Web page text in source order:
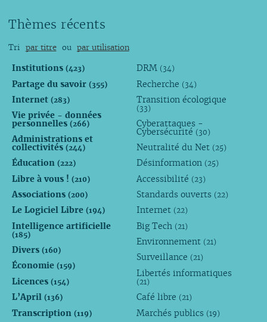
Thèmes récents
Tri par titre ou par utilisation
Institutions (423)
Partage du savoir (355)
Internet (283)
Vie privée - données
personnelles (266)
Administrations et
collectivités (244)
Éducation (222)
Libre à vous ! (210)
Associations (200)
Le Logiciel Libre (194)
Intelligence artificielle
(185)
Divers (160)
Économie (159)
Licences (154)
L’April (136)
Transcription (119)
DRM (34)
Recherche (34)
Transition écologique
(33)
Cyberattaques -
Cybersécurité (30)
Neutralité du Net (25)
Désinformation (25)
Accessibilité (23)
Standards ouverts (22)
Internet (22)
Big Tech (21)
Environnement (21)
Surveillance (21)
Libertés informatiques
(21)
Café libre (21)
Marchés publics (19)